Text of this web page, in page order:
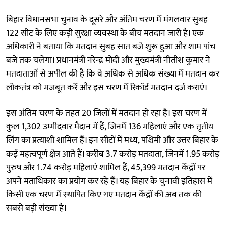
बिहार विधानसभा चुनाव के दूसरे और अंतिम चरण में मंगलवार सुबह
122 सीट के लिए कड़ी सुरक्षा व्यवस्था के बीच मतदान जारी है। एक
अधिकारी ने बताया कि मतदान सुबह सात बजे शुरू हुआ और शाम पांच
बजे तक चलेगा। प्रधानमंत्री नरेन्द्र मोदी और मुख्यमंत्री नीतीश कुमार ने
मतदाताओं से अपील की है कि वे अधिक से अधिक संख्या में मतदान कर
लोकतंत्र को मजबूत करें और इस चरण में रिकॉर्ड मतदान दर्ज कराएं।
इस अंतिम चरण के तहत 20 जिलों में मतदान हो रहा है। इस चरण में
कुल 1,302 उम्मीदवार मैदान में हैं, जिनमें 136 महिलाएं और एक तृतीय
लिंग का प्रत्याशी शामिल हैं। इन सीटों में मध्य, पश्चिमी और उत्तर बिहार के
कई महत्वपूर्ण क्षेत्र आते हैं। करीब 3.7 करोड़ मतदाता, जिनमें 1.95 करोड़
पुरुष और 1.74 करोड़ महिलाएं शामिल हैं, 45,399 मतदान केंद्रों पर
अपने मताधिकार का प्रयोग कर रहे हैं। यह बिहार के चुनावी इतिहास में
किसी एक चरण में स्थापित किए गए मतदान केंद्रों की अब तक की
सबसे बड़ी संख्या है।